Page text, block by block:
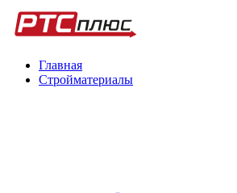
Главная
Стройматериалы